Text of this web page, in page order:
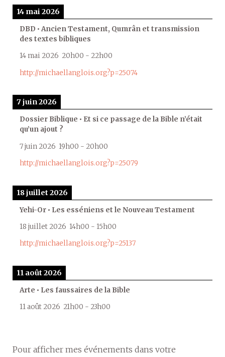
14 mai 2026
DBD • Ancien Testament, Qumrân et transmission
des textes bibliques
14 mai 2026 20h00 - 22h00
http://michaellanglois.org?p=25074
7 juin 2026
Dossier Biblique • Et si ce passage de la Bible n’était
qu’un ajout ?
7 juin 2026 19h00 - 20h00
http://michaellanglois.org?p=25079
18 juillet 2026
Yehi-Or • Les esséniens et le Nouveau Testament
18 juillet 2026 14h00 - 15h00
http://michaellanglois.org?p=25137
11 août 2026
Arte • Les faussaires de la Bible
11 août 2026 21h00 - 23h00
Pour afficher mes événements dans votre